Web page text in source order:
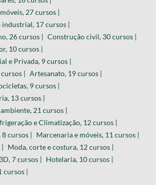
27 cursos |
17 cursos |
26 cursos |
Construção civil, 30 cursos |
10 cursos |
e Privada, 9 cursos |
|
Artesanato, 19 cursos |
9 cursos |
13 cursos |
21 cursos |
e Climatização, 12 cursos |
cursos |
Marcenaria e móveis, 11 cursos |
Moda, corte e costura, 12 cursos |
7 cursos |
Hotelaria, 10 cursos |
|